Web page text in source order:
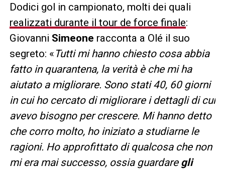
Dodici gol in campionato, molti dei quali
realizzati durante il tour de force finale:
Giovanni Simeone racconta a Olé il suo
segreto: « Tutti mi hanno chiesto cosa abbia
fatto in quarantena, la verità è che mi ha
aiutato a migliorare. Sono stati 40, 60 giorni
in cui ho cercato di migliorare i dettagli di cui
avevo bisogno per crescere. Mi hanno detto
che corro molto, ho iniziato a studiarne le
ragioni. Ho approfittato di qualcosa che non
mi era mai successo, ossia guardare gli